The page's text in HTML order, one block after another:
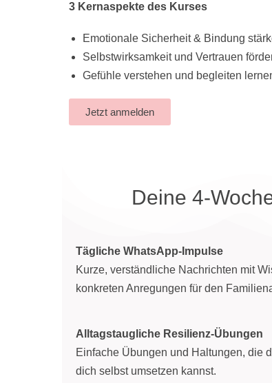
3 Kernaspekte des Kurses
Emotionale Sicherheit & Bindung
Selbstwirksamkeit und Vertrauen
Gefühle verstehen und begleiten
Jetzt anmelden
Deine 4-
Tägliche WhatsApp-Impulse
Kurze, verständliche Nachrichten mit
konkreten Anregungen für den
Alltagstaugliche Resilienz-Übungen
Einfache Übungen und Haltungen, die
dich selbst umsetzen kannst.